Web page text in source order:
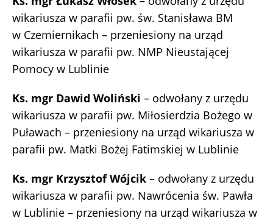
wikariusza w parafii pw. św. Stanisława BM
w Czemiernikach – przeniesiony na urząd
wikariusza w parafii pw. NMP Nieustającej
Pomocy w Lublinie
Ks. mgr Dawid Woliński – odwołany z urzędu
wikariusza w parafii pw. Miłosierdzia Bożego w
Puławach – przeniesiony na urząd wikariusza w
parafii pw. Matki Bożej Fatimskiej w Lublinie
Ks. mgr Krzysztof Wójcik – odwołany z urzędu
wikariusza w parafii pw. Nawrócenia św. Pawła
w Lublinie – przeniesiony na urząd wikariusza w